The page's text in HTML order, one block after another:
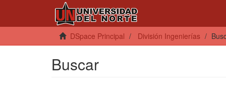
DSpace Principal División Ingenierías
Buscar